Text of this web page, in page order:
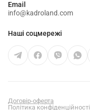
Email
info@kadroland.com
Наші соцмережі
Договір-оферта
Політика конфіденційності